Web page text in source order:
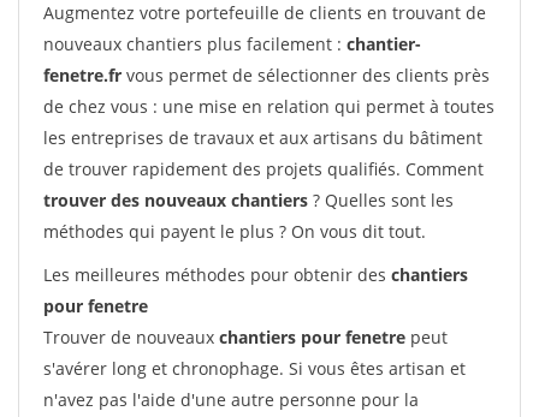
Augmentez votre portefeuille de clients en trouvant de
nouveaux chantiers plus facilement : chantier-
fenetre.fr vous permet de sélectionner des clients près
de chez vous : une mise en relation qui permet à toutes
les entreprises de travaux et aux artisans du bâtiment
de trouver rapidement des projets qualifiés. Comment
trouver des nouveaux chantiers ? Quelles sont les
méthodes qui payent le plus ? On vous dit tout.
Les meilleures méthodes pour obtenir des chantiers
pour fenetre
Trouver de nouveaux chantiers pour fenetre peut
s'avérer long et chronophage. Si vous êtes artisan et
n'avez pas l'aide d'une autre personne pour la